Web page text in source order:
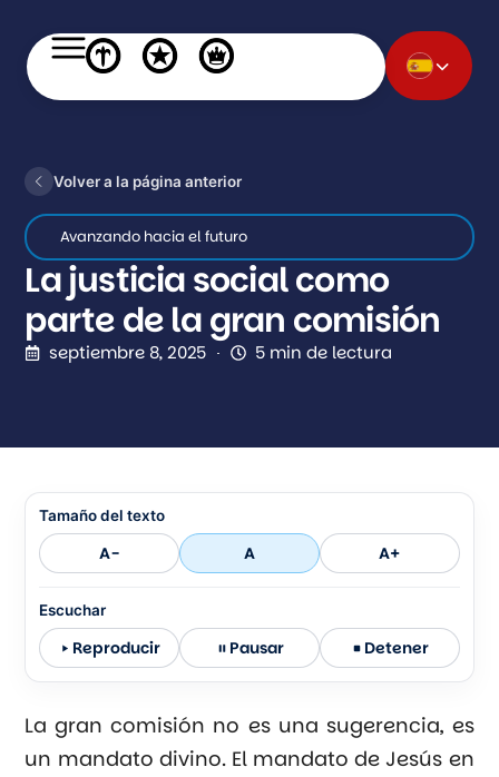
Volver a la página anterior
Avanzando hacia el futuro
La justicia social como
parte de la gran comisión
septiembre 8, 2025 5 min de lectura
Tamaño del texto
A- A A+
Escuchar
Reproducir Pausar Detener
La gran comisión no es una sugerencia, es
un mandato divino. El mandato de Jesús en